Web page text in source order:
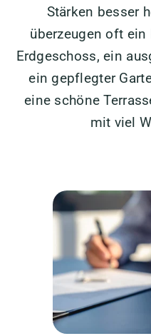
Stärken besser
überzeugen oft
Erdgeschoss, ein
ein gepflegter
eine schöne
mit viel